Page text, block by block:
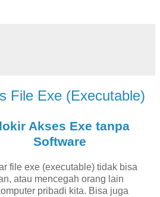
File Exe (Executable)
Akses Exe tanpa
Software
file exe (executable) tidak bisa
atau mencegah orang lain
pribadi kita. Bisa juga